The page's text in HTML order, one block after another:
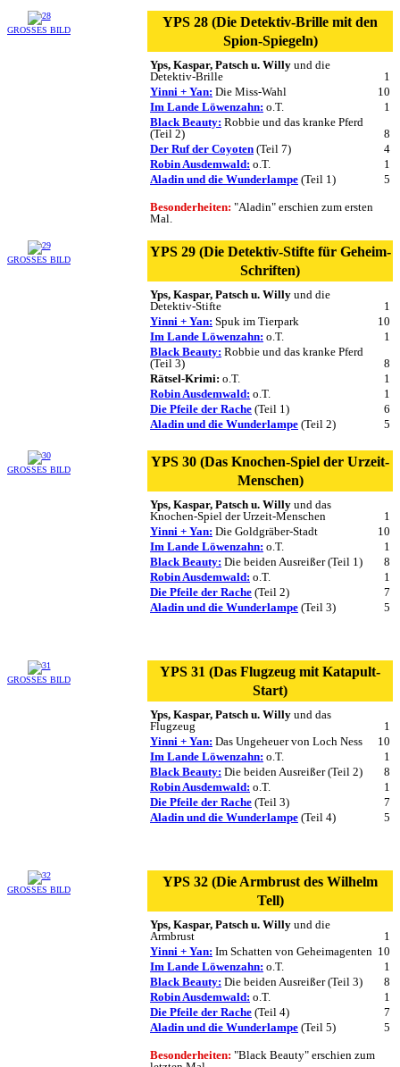
GROSSES BILD
YPS 28 (Die Detektiv-Brille mit den
Spion-Spiegeln)
Yps, Kaspar, Patsch u. Willy und die
Detektiv-Brille
1
Yinni + Yan: Die Miss-Wahl
10
Im Lande Löwenzahn: o.T.
1
Black Beauty: Robbie und das kranke Pferd
(Teil 2)
8
Der Ruf der Coyoten (Teil 7)
4
Robin Ausdemwald: o.T.
1
Aladin und die Wunderlampe (Teil 1) 5
Besonderheiten: "Aladin" erschien zum ersten
Mal.
GROSSES BILD
YPS 29 (Die Detektiv-Stifte für Geheim-
Schriften)
Yps, Kaspar, Patsch u. Willy und die
Detektiv-Stifte
1
Yinni + Yan: Spuk im Tierpark
10
Im Lande Löwenzahn: o.T.
1
Black Beauty: Robbie und das kranke Pferd
(Teil 3)
8
Rätsel-Krimi: o.T.
1
Robin Ausdemwald: o.T.
1
Die Pfeile der Rache (Teil 1)
6
Aladin und die Wunderlampe (Teil 2) 5
GROSSES BILD
YPS 30 (Das Knochen-Spiel der Urzeit-
Menschen)
Yps, Kaspar, Patsch u. Willy und das
Knochen-Spiel der Urzeit-Menschen
1
Yinni + Yan: Die Goldgräber-Stadt
10
Im Lande Löwenzahn: o.T.
1
Black Beauty: Die beiden Ausreißer (Teil 1)
8
Robin Ausdemwald: o.T.
1
Die Pfeile der Rache (Teil 2)
7
Aladin und die Wunderlampe (Teil 3) 5
GROSSES BILD
YPS 31 (Das Flugzeug mit Katapult-
Start)
Yps, Kaspar, Patsch u. Willy und das
Flugzeug
1
Yinni + Yan: Das Ungeheuer von Loch Ness
10
Im Lande Löwenzahn: o.T.
1
Black Beauty: Die beiden Ausreißer (Teil 2)
8
Robin Ausdemwald: o.T.
1
Die Pfeile der Rache (Teil 3)
7
Aladin und die Wunderlampe (Teil 4) 5
GROSSES BILD
YPS 32 (Die Armbrust des Wilhelm
Tell)
Yps, Kaspar, Patsch u. Willy und die
Armbrust
1
Yinni + Yan: Im Schatten von Geheimagenten 10
Im Lande Löwenzahn: o.T.
1
Black Beauty: Die beiden Ausreißer (Teil 3)
8
Robin Ausdemwald: o.T.
1
Die Pfeile der Rache (Teil 4)
7
Aladin und die Wunderlampe (Teil 5) 5
Besonderheiten: "Black Beauty" erschien zum